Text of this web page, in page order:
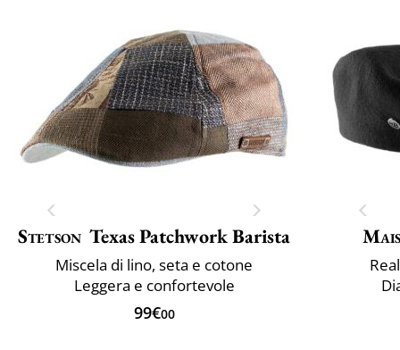
Stetson Texas Patchwork Barista
Miscela di lino, seta e cotone
Leggera e confortevole
99€00